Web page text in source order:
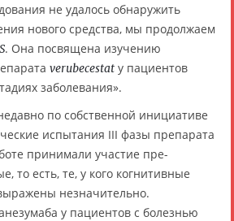
не удалось обнаружить
нового средства, мы продолжаем
. Она посвящена изучению
verubecestat у пациентов
заболевания».
по собственной инициативе
испытания III фазы препарата
принимали участие пре-
то есть, те, у кого когнитивные
незначительно.
у пациентов с болезнью